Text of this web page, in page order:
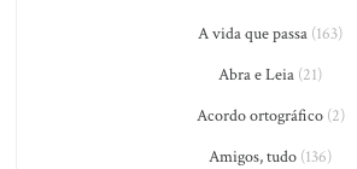
A vida que passa (163)
Abra e Leia (21)
Acordo ortográfico(2)
Amigos, tudo (136)